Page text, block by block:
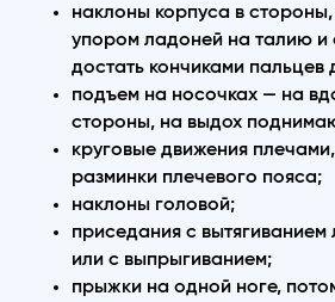
наклоны корпуса в
упором ладоней на талию и
достать кончиками пальцев
подъем на носочках — на
стороны, на выдох
круговые движения
разминки плечевого пояса;
наклоны головой;
приседания с
или с выпрыгиванием;
прыжки на одной ноге,